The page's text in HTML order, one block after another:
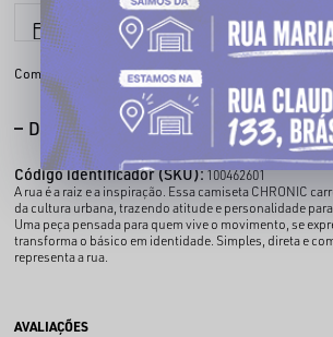
Parcele em até6x sem juros
Compartilhe:
DESCRIÇÃO COMPLETA
Código identificador (SKU):100462601
A rua é a raiz e a inspiração. Essa camiseta CHRONIC
da cultura urbana, trazendo atitude e personalidade
Uma peça pensada para quem vive o movimento, se
transforma o básico em identidade. Simples, direta e
representa a rua.